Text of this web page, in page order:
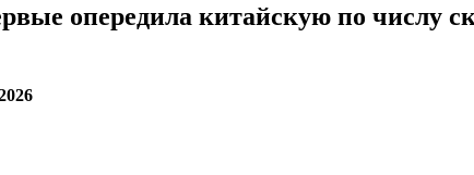
опередила китайскую по числу